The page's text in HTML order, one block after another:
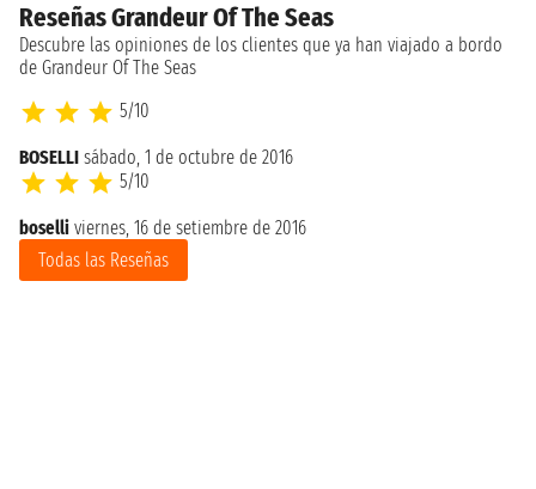
Reseñas Grandeur Of The Seas
Descubre las opiniones de los clientes que ya han viajado a bordo
de Grandeur Of The Seas
5/10
BOSELLI sábado, 1 de octubre de 2016
5/10
boselli viernes, 16 de setiembre de 2016
Todas las Reseñas